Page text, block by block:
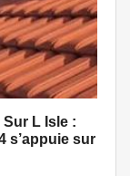
L Isle :
s’appuie sur